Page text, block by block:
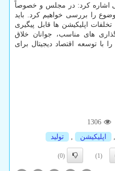
اشاره کرد: در مجلس و خصوصاً
را بررسی خواهیم کرد. باید
اپلیکیشن ها قابل پیگیری
های مناسب، جوانان خلاق
با توسعه اقتصاد دیجیتال برای
1306
, اپلیكیشن , تولید
(1)
(0)